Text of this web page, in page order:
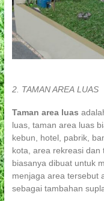
2. TAMAN AREA LUAS
Taman area luas
luas, taman area luas
kebun, hotel, pabrik,
kota, area rekreasi
biasanya dibuat untuk
menjaga area tersebut
sebagai tambahan